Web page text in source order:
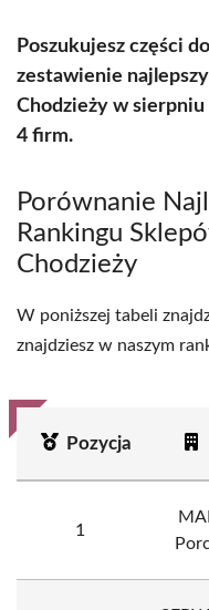
Poszukujesz części
zestawienie
Chodzieży w
4 firm.
Porównanie
Rankingu
Chodzieży
W poniższej tabeli
znajdziesz w naszym
Pozycja
1